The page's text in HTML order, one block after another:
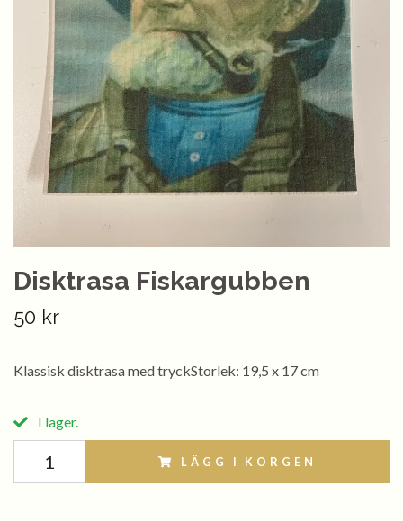
Disktrasa Fiskargubben
50 kr
Klassisk disktrasa med tryckStorlek: 19,5 x 17 cm
I lager.
LÄGG I KORGEN